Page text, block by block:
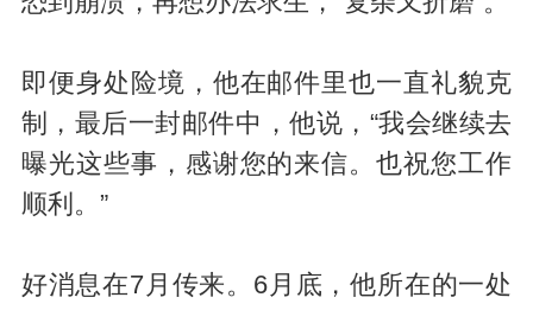
即便身处险境，他在邮件里也一直礼貌克
制，最后一封邮件中，他说，“我会继续去
曝光这些事，感谢您的来信。也祝您工作
顺利。”
好消息在7月传来。6月底，他所在的一处